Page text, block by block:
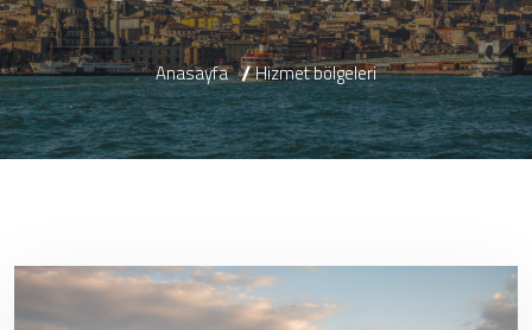
Anasayfa Hizmet bölgeleri